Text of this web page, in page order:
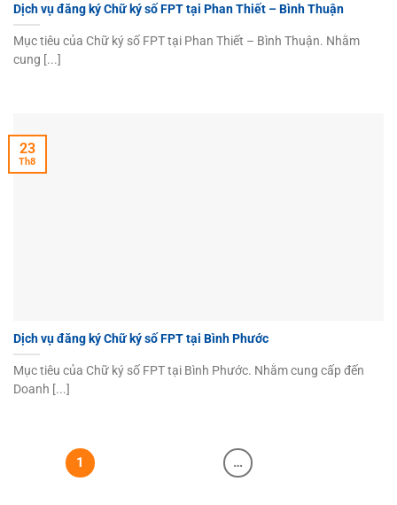
Dịch vụ đăng ký Chữ ký số FPT tại Phan Thiết – Bình Thuận
Mục tiêu của Chữ ký số FPT tại Phan Thiết – Bình Thuận. Nhằm
cung [...]
Dịch vụ đăng ký Chữ ký số FPT tại Bình Phước
Mục tiêu của Chữ ký số FPT tại Bình Phước. Nhằm cung cấp đến
Doanh [...]
23
Th8
1 …